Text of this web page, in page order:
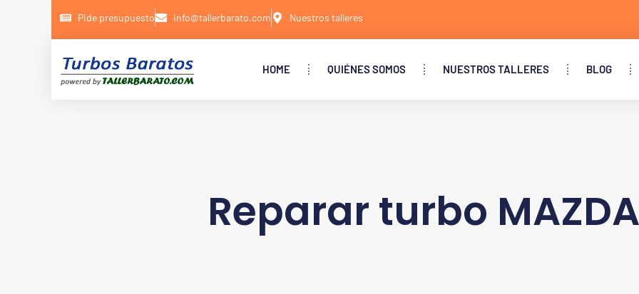
Pide presupuesto info@tallerbarato.com Nuestros talleres
HOME QUIÉNES SOMOS NUESTROS TALLERES BLOG
Reparar turbo